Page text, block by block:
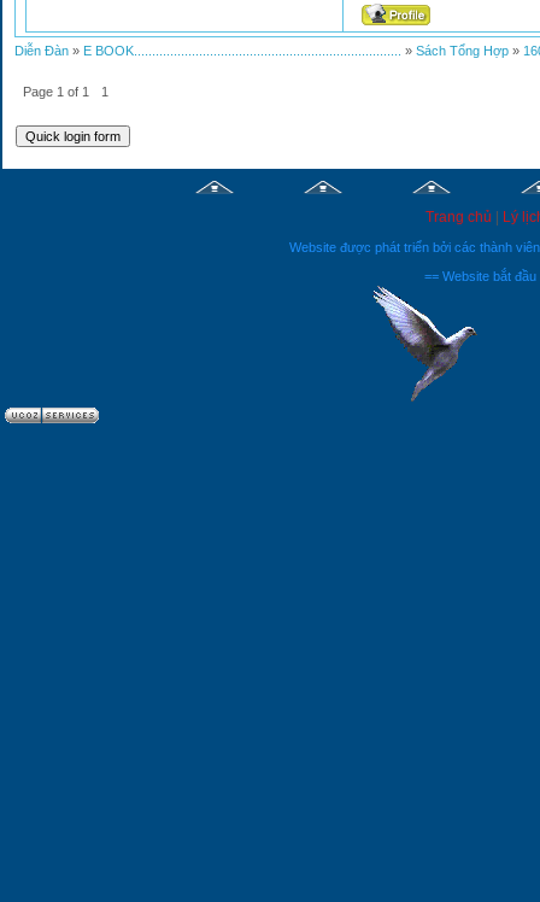
Diễn Đàn » E BOOK.......................................................................... » Sách Tổng Hợp »
Page 1 of 1 1
Trang chủ Lý
Website được phát triển bởi các thành
== Website bắt